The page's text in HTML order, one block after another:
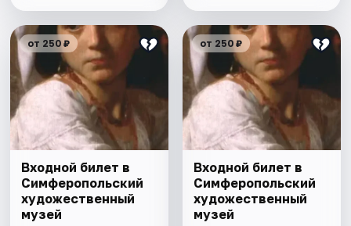
от 250 ₽
Входной билет в
Симферопольский
художественный
музей
от 250 ₽
Входной билет в
Симферопольский
художественный
музей